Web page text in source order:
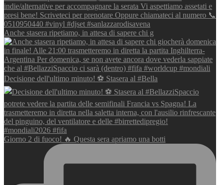
Anche stasera ripetiamo, in attesa di sapere chi g
Decisione dell'ultimo minuto! ⚽️ Stasera al #Bella
Giorno 2 di fuoco! 🔥 Questa sera apriamo una botti